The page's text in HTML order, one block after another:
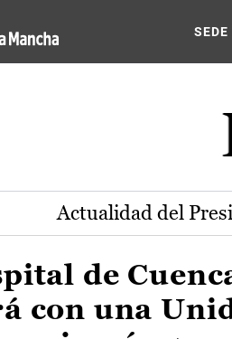
región de
Actualidad del
de
con una